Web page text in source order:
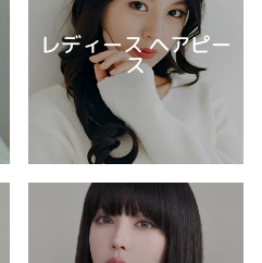
レディース ヘアピー
ス